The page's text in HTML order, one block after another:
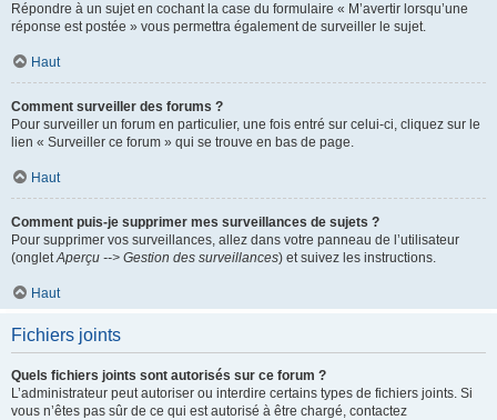
Répondre à un sujet en cochant la case du formulaire « M’avertir lorsqu’une
réponse est postée » vous permettra également de surveiller le sujet.
Haut
Comment surveiller des forums ?
Pour surveiller un forum en particulier, une fois entré sur celui-ci, cliquez sur le
lien « Surveiller ce forum » qui se trouve en bas de page.
Haut
Comment puis-je supprimer mes surveillances de sujets ?
Pour supprimer vos surveillances, allez dans votre panneau de l’utilisateur
(ongletAperçu --> Gestion des surveillances) et suivez les instructions.
Haut
Fichiers joints
Quels fichiers joints sont autorisés sur ce forum ?
L’administrateur peut autoriser ou interdire certains types de fichiers joints. Si
vous n’êtes pas sûr de ce qui est autorisé à être chargé, contactez